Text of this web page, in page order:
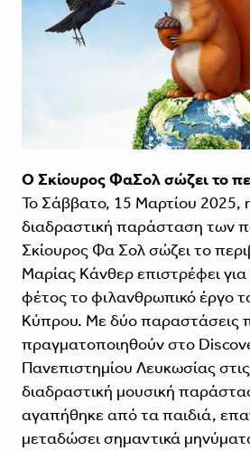
Ο Σκίουρος ΦαΣολ σώζει το
Το Σάββατο, 15 Μαρτίου 2025,
διαδραστική παράσταση των
Σκίουρος Φα Σολ σώζει το
Μαρίας Κάνθερ επιστρέφει για
φέτος το φιλανθρωπικό έργο
Κύπρου. Με δύο παραστάσεις
πραγματοποιηθούν στο
Πανεπιστημίου Λευκωσίας
διαδραστική μουσική
αγαπήθηκε από τα παιδιά,
μεταδώσει σημαντικά